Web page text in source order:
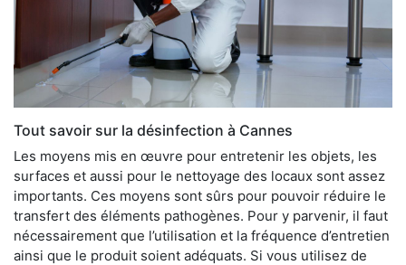
Tout savoir sur la désinfection à Cannes
Les moyens mis en œuvre pour entretenir les objets, les
surfaces et aussi pour le nettoyage des locaux sont assez
importants. Ces moyens sont sûrs pour pouvoir réduire le
transfert des éléments pathogènes. Pour y parvenir, il faut
nécessairement que l’utilisation et la fréquence d’entretien
ainsi que le produit soient adéquats. Si vous utilisez de